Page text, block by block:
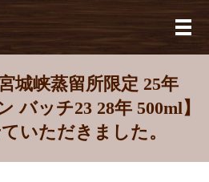
メ
城峡蒸留所限定 25年
バッチ23 28年 500ml】
いただきました。